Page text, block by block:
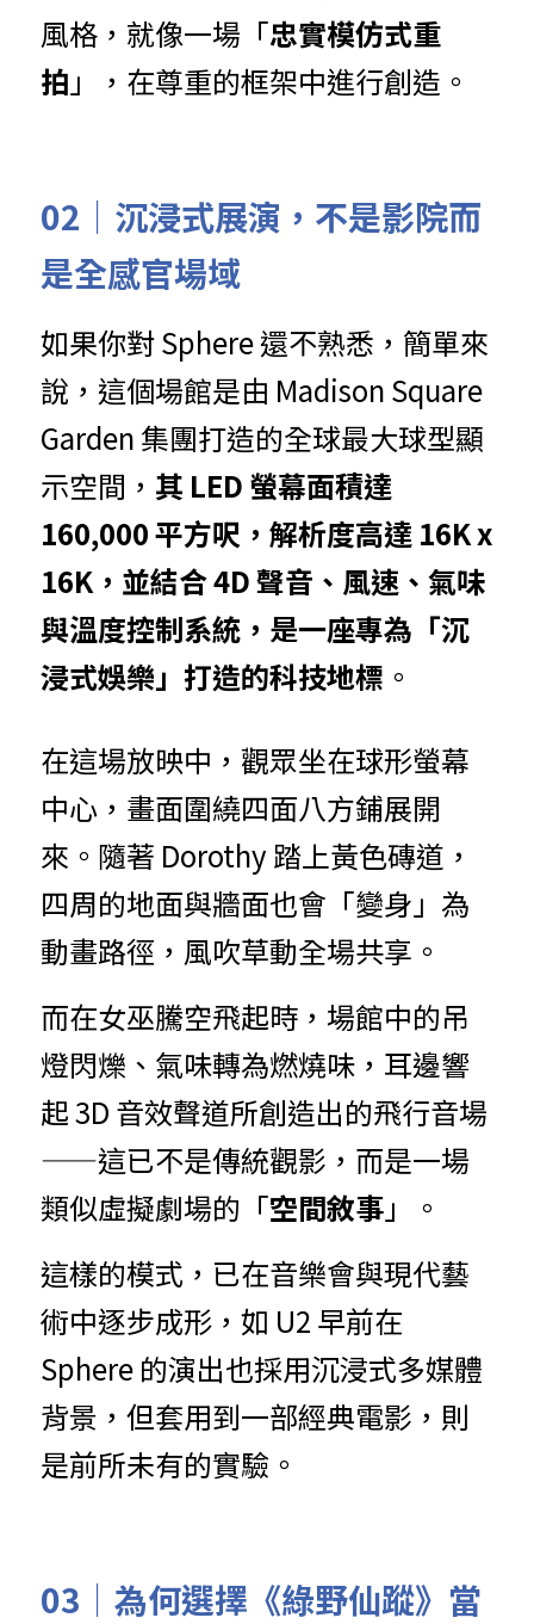
風格，就像一場「忠實模仿式重
拍 」，在尊重的框架中進行創造。
02｜沉浸式展演，不是影院而
是全感官場域
如果你對 Sphere 還不熟悉，簡單來
說，這個場館是由 Madison Square
Garden 集團打造的全球最大球型顯
示空間， 其 LED 螢幕面積達
160,000 平方呎，解析度高達 16K x
16K，並結合 4D 聲音、風速、氣味
與溫度控制系統，是一座專為「沉
浸式娛樂」打造的科技地標 。
在這場放映中，觀眾坐在球形螢幕
中心，畫面圍繞四面八方鋪展開
來。隨著 Dorothy 踏上黃色磚道，
四周的地面與牆面也會「變身」為
動畫路徑，風吹草動全場共享。
而在女巫騰空飛起時，場館中的吊
燈閃爍、氣味轉為燃燒味，耳邊響
起 3D 音效聲道所創造出的飛行音場
——這已不是傳統觀影，而是一場
類似虛擬劇場的「空間敘事 」。
這樣的模式，已在音樂會與現代藝
術中逐步成形，如 U2 早前在
Sphere 的演出也採用沉浸式多媒體
背景，但套用到一部經典電影，則
是前所未有的實驗。
03｜為何選擇《綠野仙蹤》當